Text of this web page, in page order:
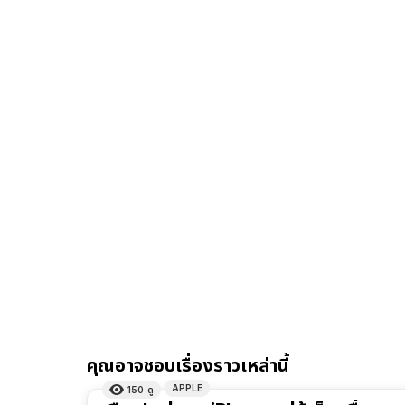
คุณอาจชอบเรื่องราวเหล่านี้
150 ดู APPLE